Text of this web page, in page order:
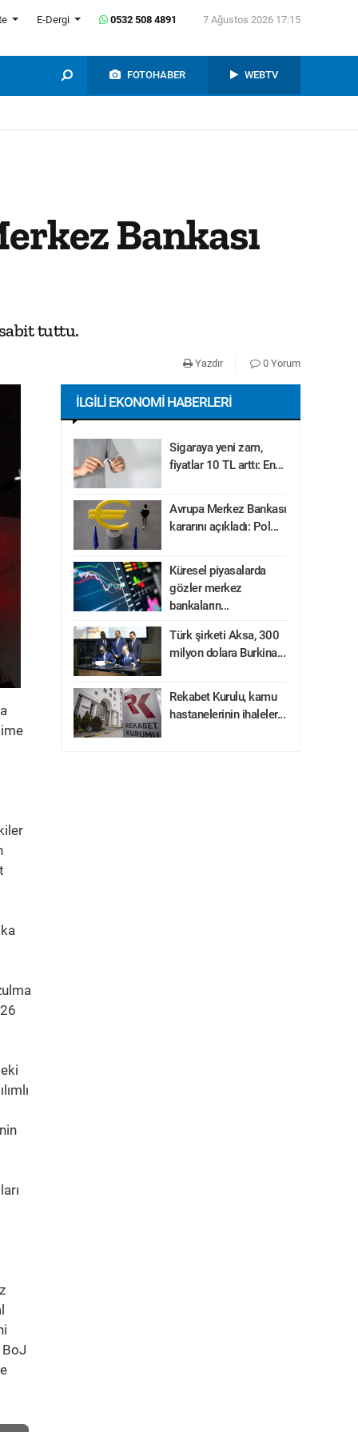
E-Dergi 0532 508 4891 7 Ağustos 2026 17:15
FOTOHABER WEBTV
Bankası
tuttu.
Yazdır 0 Yorum
İLGILI EKONOMI HABERLERI
Sigaraya yeni zam,
fiyatlar 10 TL arttı: En...
Avrupa Merkez Bankası
kararını açıkladı: Pol...
Küresel piyasalarda
gözler merkez
bankaların...
Türk şirketi Aksa, 300
milyon dolara Burkina...
Rekabet Kurulu, kamu
hastanelerinin ihaleler...